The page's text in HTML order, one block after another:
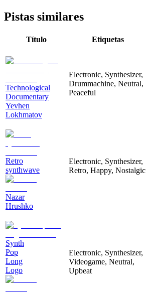
Pistas similares
Título Etiquetas
Technological
Documentary
Yevhen
Lokhmatov
Electronic, Synthesizer,
Drummachine, Neutral,
Peaceful
Retro
synthwave
Nazar
Hrushko
Electronic, Synthesizer,
Retro, Happy, Nostalgic
Synth
Pop
Long
Logo
Electronic, Synthesizer,
Videogame, Neutral,
Upbeat